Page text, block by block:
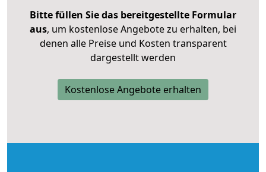
Bitte füllen Sie das bereitgestellte Formular
aus, um kostenlose Angebote zu erhalten, bei
denen alle Preise und Kosten transparent
dargestellt werden
Kostenlose Angebote erhalten